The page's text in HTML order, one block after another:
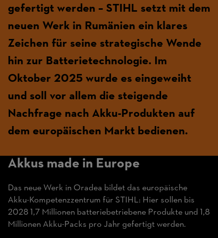
gefertigt werden – STIHL setzt mit dem
neuen Werk in Rumänien ein klares
Zeichen für seine strategische Wende
hin zur Batterietechnologie. Im
Oktober 2025 wurde es eingeweiht
und soll vor allem die steigende
Nachfrage nach Akku-Produkten auf
dem europäischen Markt bedienen.
Akkus made in Europe
Das neue Werk in Oradea bildet das europäische
Akku-Kompetenzzentrum für STIHL: Hier sollen bis
2028 1,7 Millionen batteriebetriebene Produkte und 1,8
Millionen Akku-Packs pro Jahr gefertigt werden.